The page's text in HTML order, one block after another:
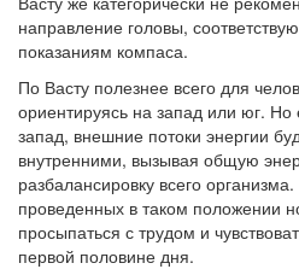
направление головы,
показаниям компаса.
По Васту полезнее всего для
ориентируясь на запад или юг. Но
запад, внешние потоки энергии
внутренними, вызывая общую
разбалансировку всего
проведенных в таком положении
просыпаться с трудом и
первой половине дня.